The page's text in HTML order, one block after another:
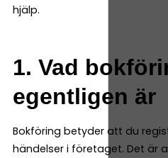
hjälp.
1. Vad
egentligen är
Bokföring betyder att du
händelser i företaget. Det är